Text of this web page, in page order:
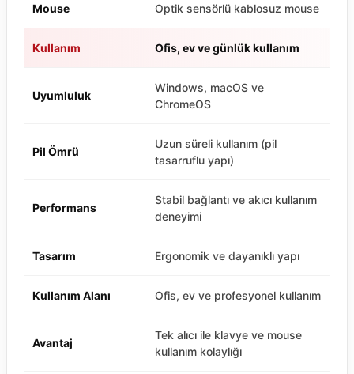
Mouse Optik sensörlü kablosuz mouse
Kullanım Ofis, ev ve günlük kullanım
Uyumluluk
Windows, macOS ve
ChromeOS
Pil Ömrü
Uzun süreli kullanım (pil
tasarruflu yapı)
Performans
Stabil bağlantı ve akıcı kullanım
deneyimi
Tasarım Ergonomik ve dayanıklı yapı
Kullanım Alanı Ofis, ev ve profesyonel kullanım
Avantaj
Tek alıcı ile klavye ve mouse
kullanım kolaylığı